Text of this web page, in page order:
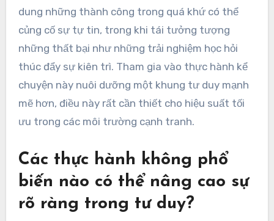
dung những thành công trong quá khứ có thể
củng cố sự tự tin, trong khi tái tưởng tượng
những thất bại như những trải nghiệm học hỏi
thúc đẩy sự kiên trì. Tham gia vào thực hành kể
chuyện này nuôi dưỡng một khung tư duy mạnh
mẽ hơn, điều này rất cần thiết cho hiệu suất tối
ưu trong các môi trường cạnh tranh.
Các thực hành không phổ
biến nào có thể nâng cao sự
rõ ràng trong tư duy?